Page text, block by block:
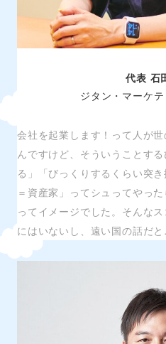
代表 石
ジタン・マーケ
会社を起業します！って人が
んですけど、そういうことす
る」「びっくりするくらい突
＝資産家」ってシュってやっ
ってイメージでした。そんな
にはいないし、遠い国の話だ